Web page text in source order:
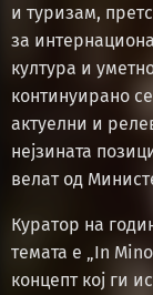
и туризам,
за
култура и
континуирано
актуелни и
нејзината
велат од
Куратор на
темата е „In
концепт кој ги